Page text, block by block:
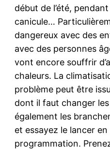
début de l’été,
canicule…
dangereux avec des
avec des personnes
vont encore souffrir
chaleurs. La
problème peut être
dont il faut changer
également les
et essayez le lancer
programmation.